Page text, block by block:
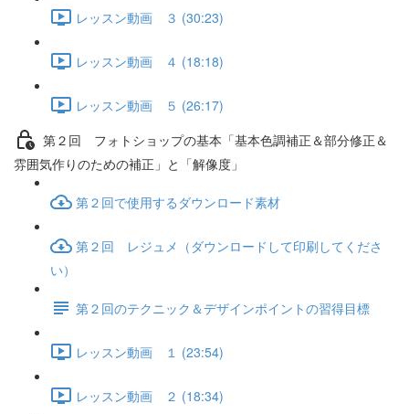
レッスン動画 ３ (30:23)
レッスン動画 ４ (18:18)
レッスン動画 ５ (26:17)
第２回 フォトショップの基本「基本色調補正＆部分修正＆
雰囲気作りのための補正」と「解像度」
第２回で使用するダウンロード素材
第２回 レジュメ（ダウンロードして印刷してくださ
い）
第２回のテクニック＆デザインポイントの習得目標
レッスン動画 １ (23:54)
レッスン動画 ２ (18:34)